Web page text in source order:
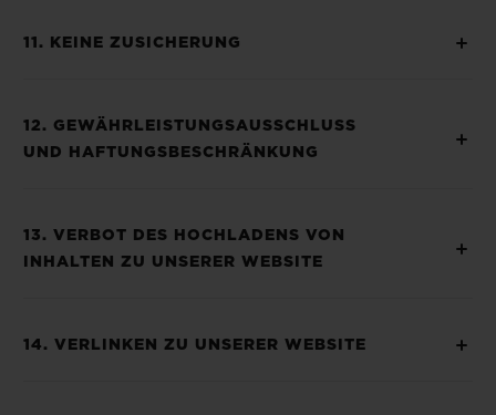
11. KEINE ZUSICHERUNG
12. GEWÄHRLEISTUNGSAUSSCHLUSS
UND HAFTUNGSBESCHRÄNKUNG
13. VERBOT DES HOCHLADENS VON
INHALTEN ZU UNSERER WEBSITE
14. VERLINKEN ZU UNSERER WEBSITE